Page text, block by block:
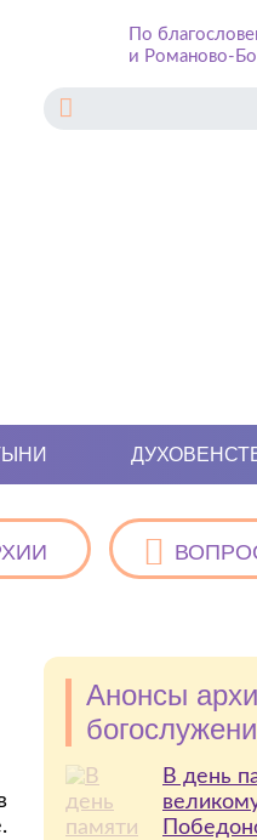
По
и Романово-
Анонсы
В день